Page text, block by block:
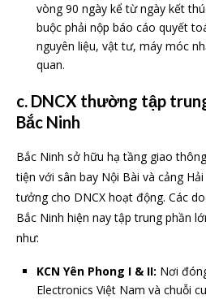
vòng 90 ngày kể từ ngày kết
buộc phải nộp báo cáo quyết
nguyên liệu, vật tư, máy móc
quan.
c. DNCX thường tập
Bắc Ninh
Bắc Ninh sở hữu hạ tầng giao
tiện với sân bay Nội Bài và cảng
tưởng cho DNCX hoạt động. Các
Bắc Ninh hiện nay tập trung phần
như:
KCN Yên Phong I & II: Nơi
Electronics Việt Nam và chuỗi